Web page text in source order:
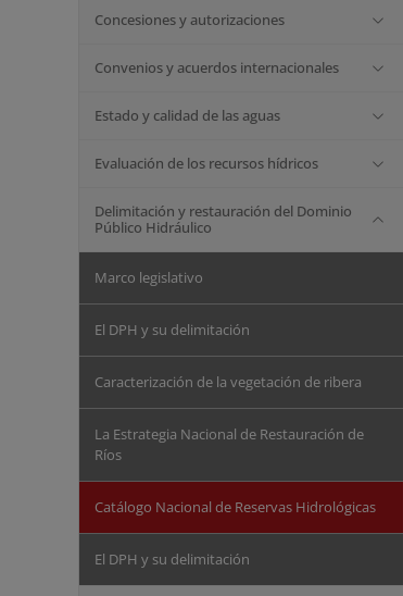
Concesiones y autorizaciones
Convenios y acuerdos internacionales
Estado y calidad de las aguas
Evaluación de los recursos hídricos
Delimitación y restauración del Dominio
Público Hidráulico
Marco legislativo
El DPH y su delimitación
Caracterización de la vegetación de ribera
La Estrategia Nacional de Restauración de
Ríos
Catálogo Nacional de Reservas Hidrológicas
El DPH y su delimitación